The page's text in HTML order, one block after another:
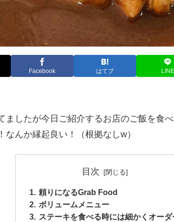
Facebook はてブ LINE
ましたが今日ご紹介するお店のご飯を食
なんか縁起良い！（根拠なしw）
目次
頼りになるGrab Food
ボリュームメニュー
ステーキを食べる時には細かくオーダ